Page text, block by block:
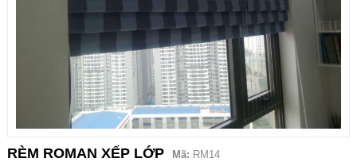
RÈM ROMAN XẾP LỚP Mã: RM14